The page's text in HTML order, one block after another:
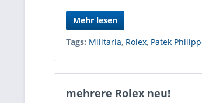
Mehr lesen
Tags: Militaria, Rolex, Patek
mehrere Rolex neu!